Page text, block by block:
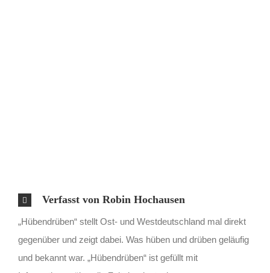
Verfasst von Robin Hochausen
„Hübendrüben“ stellt Ost- und Westdeutschland mal direkt
gegenüber und zeigt dabei. Was hüben und drüben geläufig
und bekannt war. „Hübendrüben“ ist gefüllt mit